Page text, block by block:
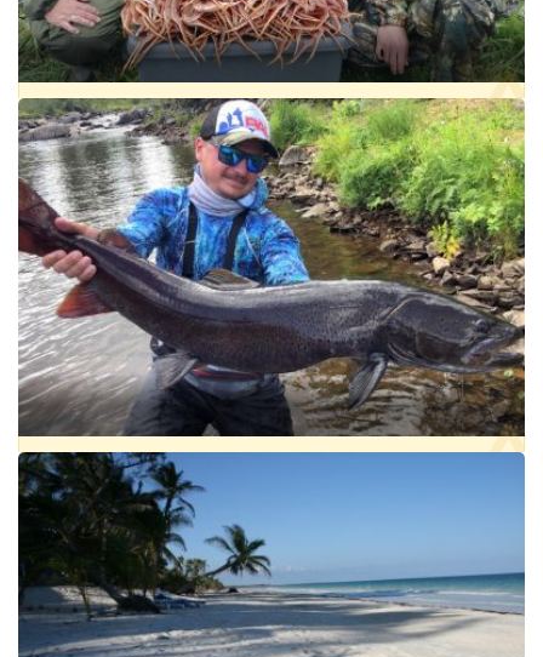
МОРСКАЯ РЫБАЛКА НА КАМЧАТКЕ «КРАБОВОЕ САФАРИ»
РЕГИОН: РОССИЯ, ДАЛЬНЕВОСТОЧНЫЙ ФО, КАМЧАТСКИЙ
КРАЙ
ПРОЖИВАНИЕ: НЕТ
от 7 000 ₽
РЫБОЛОВНЫЙ ТУР НА ПЛАТО ПУТОРАНА
РЕГИОН: РОССИЯ, СИБИРСКИЙ ФО, КРАСНОЯРСКИЙ КРАЙ
ПРОЖИВАНИЕ: ЕСТЬ
РЫБА: ЛЕНОК ,ОКУНЬ РЕЧНОЙ,СИГ,ТАЙМЕНЬ,ХАРИУС,ЩУКА